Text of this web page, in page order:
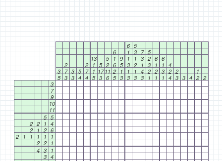
6 5
6
1 3 7 5
13
5 1 9 1 1 3 2 6 6
2
2 1 5 2 6 5 3 2 1 3 1 1 4
3 7 3 5 7 1 17 11 2 1 1 1 4 2 2 3 2 2
1
5 3 3 4 4 5 3 6 5 3 3 3 3 1 1 1 4 3 3 4 2 2
3
7
9
10
11
5 5
2 2 1 4
2
1 2 6
2
1 1 1 1
1
2 2
1
4 3
1
3 4